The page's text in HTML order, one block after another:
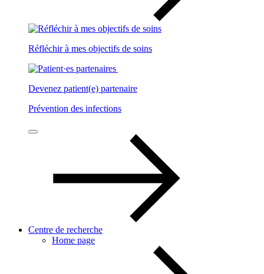
Réfléchir à mes objectifs de soins
Devenez patient(e) partenaire
Prévention des infections
Centre de recherche
Home page